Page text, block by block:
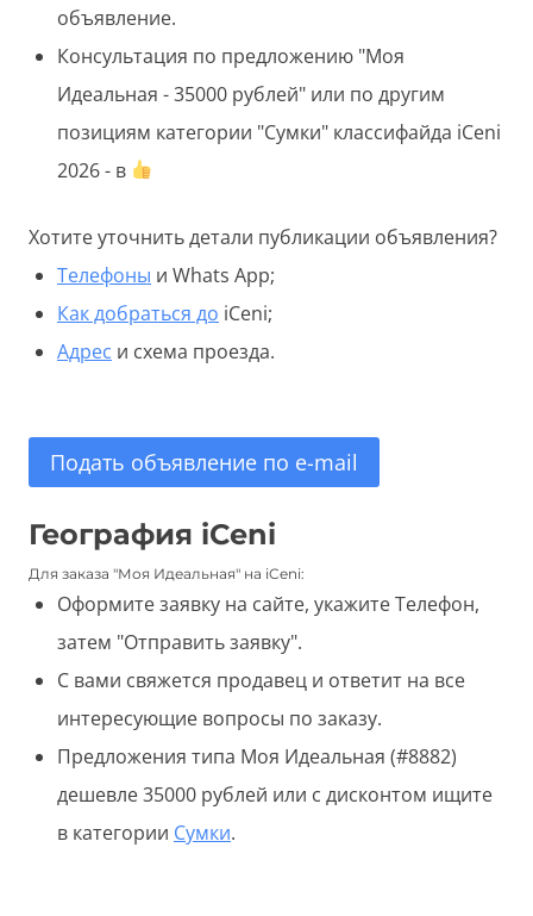
объявление.
Консультация по предложению "Моя
Идеальная - 35000 рублей" или по другим
позициям категории "Сумки" классифайда iCeni
2026 - в
Хотите уточнить детали публикации объявления?
Телефоны и Whats App;
Как добраться до iCeni;
Адрес и схема проезда.
Подать объявление по e-mail
География iCeni
Для заказа "Моя Идеальная" на iCeni:
Оформите заявку на сайте, укажите Телефон,
затем "Отправить заявку".
С вами свяжется продавец и ответит на все
интересующие вопросы по заказу.
Предложения типа Моя Идеальная (#8882)
дешевле 35000 рублей или с дисконтом ищите
в категории Сумки.